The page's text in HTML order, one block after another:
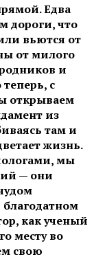
Едва
дороги, что
вьются от
от милого
и
с
открываем
из
там и
жизнь.
мы
— они
как ученый
месту во
свою